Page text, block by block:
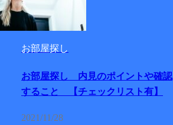
お部屋探し
お部屋探し 内見のポイントや確認
すること 【チェックリスト有】
2021/11/28